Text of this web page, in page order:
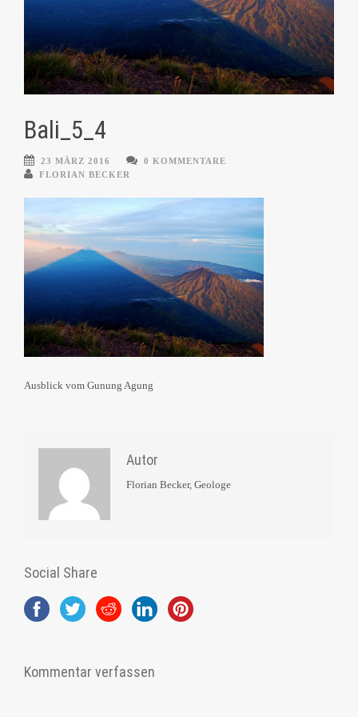
Bali_5_4
23 MÄRZ 2016
0 KOMMENTARE
FLORIAN BECKER
Ausblick vom Gunung Agung
Autor
Florian Becker, Geologe
Social Share
Kommentar verfassen